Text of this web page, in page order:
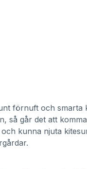
förnuft och smarta
så går det att
kunna njuta